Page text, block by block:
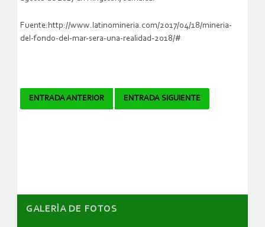
Fuente:http://www.latinomineria.com/2017/04/18/mineria-
del-fondo-del-mar-sera-una-realidad-2018/#
Navegador
ENTRADA ANTERIOR ENTRADA SIGUIENTE
GALERÌA DE FOTOS